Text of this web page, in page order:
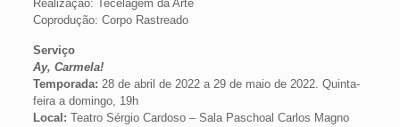
Realização: Tecelagem da Arte
Coprodução: Corpo Rastreado
Serviço
Ay, Carmela!
Temporada: 28 de abril de 2022 a 29 de maio de 2022. Quinta-
feira a domingo, 19h
Local: Teatro Sérgio Cardoso – Sala Paschoal Carlos Magno